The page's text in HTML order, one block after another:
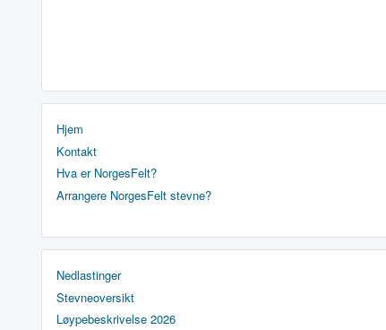
Hjem
Kontakt
Hva er NorgesFelt?
Arrangere NorgesFelt stevne?
Nedlastinger
Stevneoversikt
Løypebeskrivelse 2026